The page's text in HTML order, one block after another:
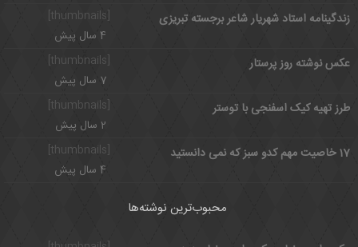
زندگینامه استاد شهریار شاعر برجسته تبریزی
4 سال پیش
[thumbnails]
عکس نوشته روز پرستار
7 سال پیش
طرز تهیه کیک اسفنجی با توستر
2 سال پیش
17 خاصیت مهم کدو سبز که نمی دانستید
4 سال پیش
محبوب‌ترین نوشته‌ها